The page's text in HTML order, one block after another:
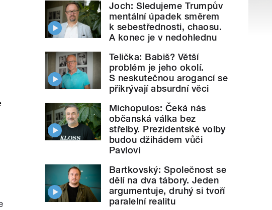
Joch: Sledujeme Trumpův
mentální úpadek směrem
k sebestřednosti, chaosu.
A konec je v nedohlednu
Telička: Babiš? Větší
problém je jeho okolí.
S neskutečnou arogancí se
přikrývají absurdní věci
Michopulos: Čeká nás
občanská válka bez
střelby. Prezidentské volby
budou džihádem vůči
Pavlovi
Bartkovský: Společnost se
dělí na dva tábory. Jeden
argumentuje, druhý si tvoří
paralelní realitu